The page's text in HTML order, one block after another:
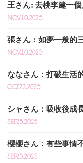
王さん: 去桃李建一
NOV.10,2025
張さん：如夢一般的
NOV.10,2025
ななさん：打破生活
OCT.22,2025
シャさん：吸收後成
SEP.25,2025
櫻櫻さん：有些事情
SEP.25,2025